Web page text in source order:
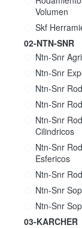
Volumen
Skf
02-NTN-SNR
Ntn-Snr
Ntn-Snr
Ntn-Snr
Ntn-Snr
Ntn-Snr
Cilindricos
Ntn-Snr
Esfericos
Ntn-Snr
Ntn-Snr
Ntn-Snr
03-KARCHER